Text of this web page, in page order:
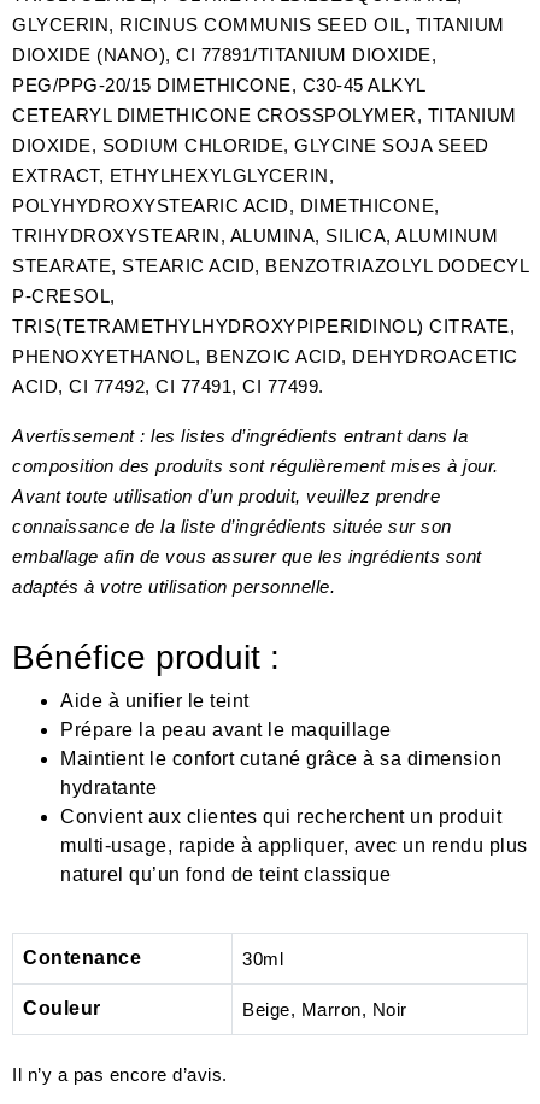
GLYCERIN, RICINUS COMMUNIS SEED OIL, TITANIUM
DIOXIDE (NANO), CI 77891/TITANIUM DIOXIDE,
PEG/PPG-20/15 DIMETHICONE, C30-45 ALKYL
CETEARYL DIMETHICONE CROSSPOLYMER, TITANIUM
DIOXIDE, SODIUM CHLORIDE, GLYCINE SOJA SEED
EXTRACT, ETHYLHEXYLGLYCERIN,
POLYHYDROXYSTEARIC ACID, DIMETHICONE,
TRIHYDROXYSTEARIN, ALUMINA, SILICA, ALUMINUM
STEARATE, STEARIC ACID, BENZOTRIAZOLYL DODECYL
P-CRESOL,
TRIS(TETRAMETHYLHYDROXYPIPERIDINOL) CITRATE,
PHENOXYETHANOL, BENZOIC ACID, DEHYDROACETIC
ACID, CI 77492, CI 77491, CI 77499.
Avertissement : les listes d’ingrédients entrant dans la
composition des produits sont régulièrement mises à jour.
Avant toute utilisation d’un produit, veuillez prendre
connaissance de la liste d’ingrédients située sur son
emballage afin de vous assurer que les ingrédients sont
adaptés à votre utilisation personnelle.
Bénéfice produit :
Aide à unifier le teint
Prépare la peau avant le maquillage
Maintient le confort cutané grâce à sa dimension
hydratante
Convient aux clientes qui recherchent un produit
multi-usage, rapide à appliquer, avec un rendu plus
naturel qu’un fond de teint classique
Contenance 30ml
Couleur Beige, Marron, Noir
Il n’y a pas encore d’avis.